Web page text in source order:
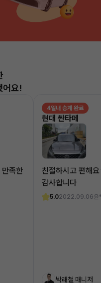
어요!
만족한
4일내 승계 완료
현대 싼타페
친절하시고 편해
감사합니다
5.02022.09.06윤
박래철 매니저